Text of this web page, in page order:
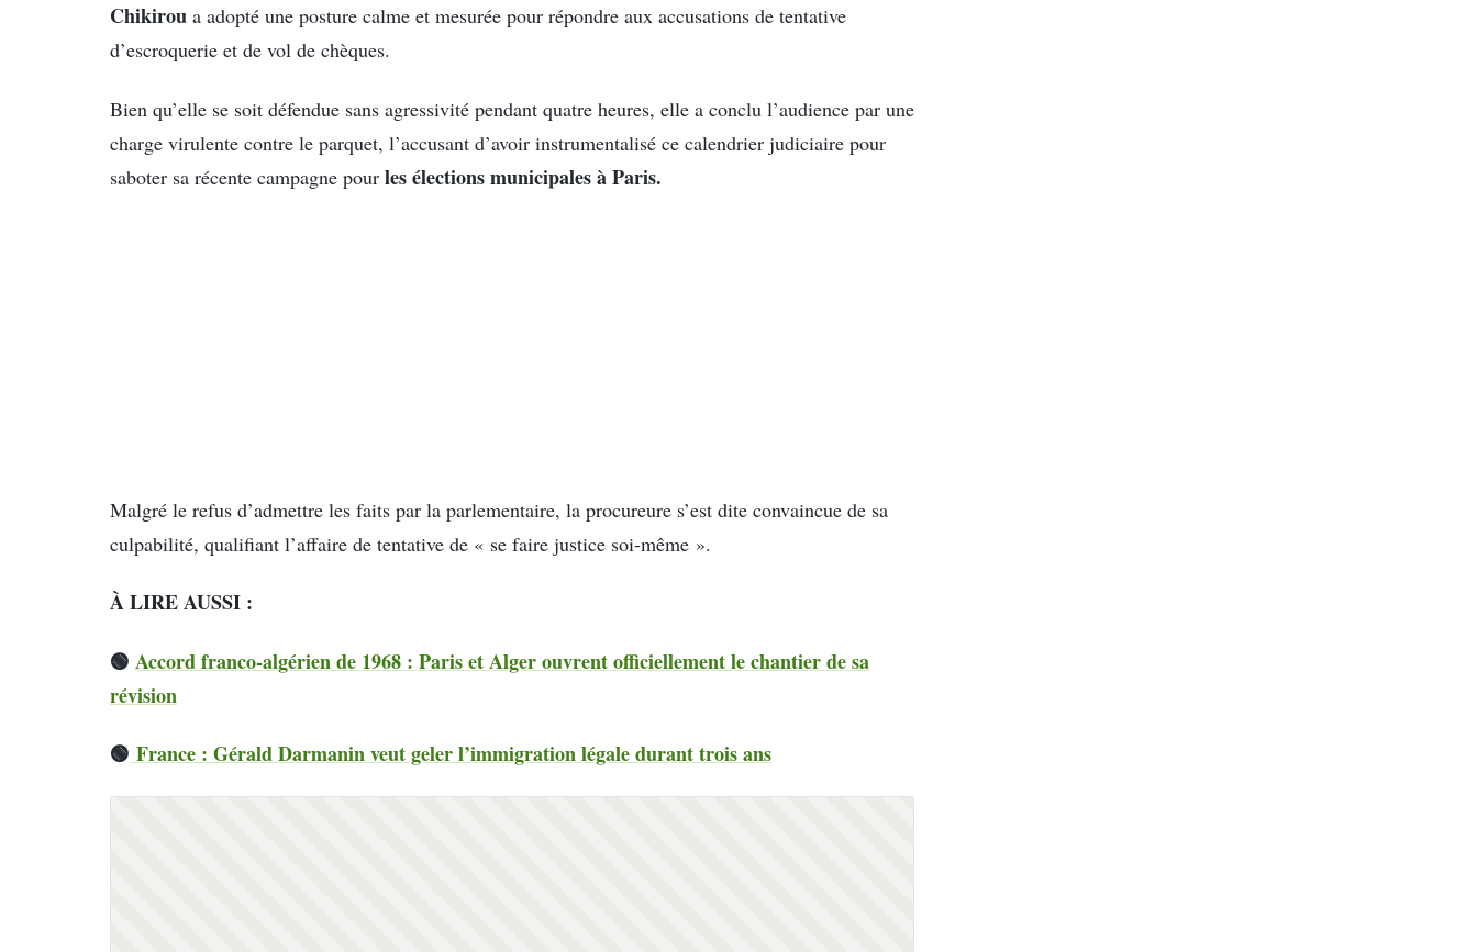
Chikirou a adopté une posture calme et mesurée pour répondre aux accusations de tentative
d’escroquerie et de vol de chèques.
Bien qu’elle se soit défendue sans agressivité pendant quatre heures, elle a conclu l’audience par une
charge virulente contre le parquet, l’accusant d’avoir instrumentalisé ce calendrier judiciaire pour
saboter sa récente campagne pour les élections municipales à Paris.
Malgré le refus d’admettre les faits par la parlementaire, la procureure s’est dite convaincue de sa
culpabilité, qualifiant l’affaire de tentative de « se faire justice soi-même ».
À LIRE AUSSI :
🟢 Accord franco-algérien de 1968 : Paris et Alger ouvrent officiellement le chantier de sa
révision
🟢 France : Gérald Darmanin veut geler l’immigration légale durant trois ans